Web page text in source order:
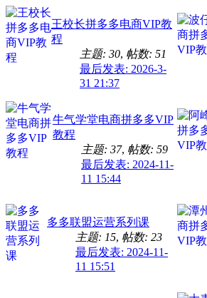
王校长拼多多电商VIP教
程
主题: 30, 帖数: 51
最后发表: 2026-3-
31 21:37
牛气学堂电商拼多多VIP
教程
主题: 37, 帖数: 59
最后发表: 2024-11-
11 15:44
多多联盟运营系列课
主题: 15, 帖数: 23
最后发表: 2024-11-
11 15:51